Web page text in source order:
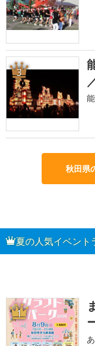
3
秋田県
夏の人気イベント
1